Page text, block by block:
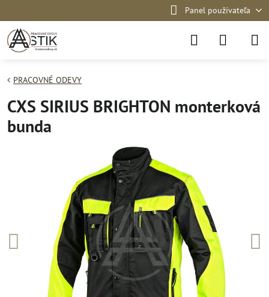
Panel používateľa
PRACOVNÉ ODEVY
CXS SIRIUS BRIGHTON monterková
bunda